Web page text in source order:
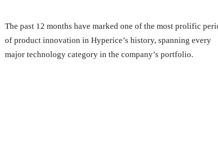
The past 12 months have marked one of the most prolific
of product innovation in Hyperice’s history, spanning every
major technology category in the company’s portfolio.